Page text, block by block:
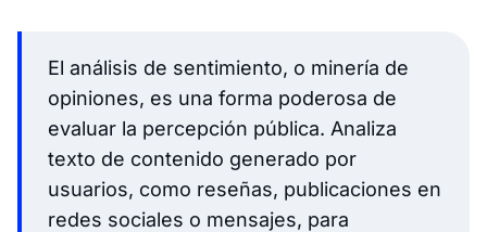
El análisis de sentimiento, o minería de
opiniones, es una forma poderosa de
evaluar la percepción pública. Analiza
texto de contenido generado por
usuarios, como reseñas, publicaciones en
redes sociales o mensajes, para